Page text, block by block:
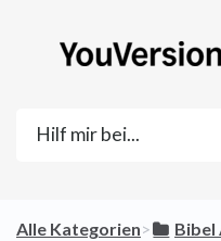
Alle Kategorien​>​ ​Bibel